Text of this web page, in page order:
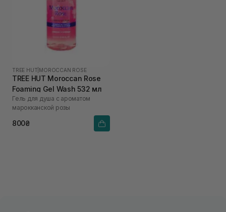
TREE HUT MOROCCAN ROSE
TREE HUT Moroccan Rose
Foaming Gel Wash 532 мл
Гель для душа с ароматом
марокканской розы
800₴